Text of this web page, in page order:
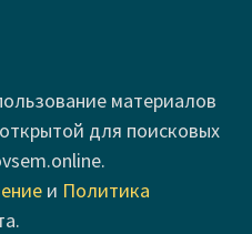
материалов
для поисковых
и Политика